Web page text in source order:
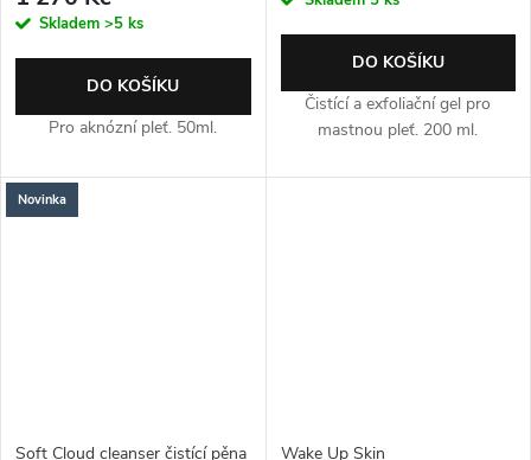
Skladem >5 ks
DO KOŠÍKU
Pro aknózní pleť. 50ml.
DO KOŠÍKU
Čistící a exfoliační gel pro
mastnou pleť. 200 ml.
Novinka
Soft Cloud cleanser čistící pěna Wake Up Skin